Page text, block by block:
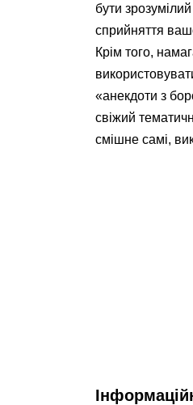
бути
сприйняття
Крім того,
«анекдоти з
свіжий
смішне самі,